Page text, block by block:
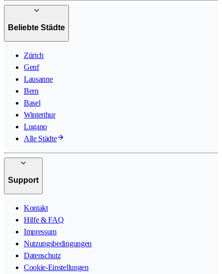
Beliebte Städte
Zürich
Genf
Lausanne
Bern
Basel
Winterthur
Lugano
Alle Städte
Support
Kontakt
Hilfe & FAQ
Impressum
Nutzungsbedingungen
Datenschutz
Cookie-Einstellungen